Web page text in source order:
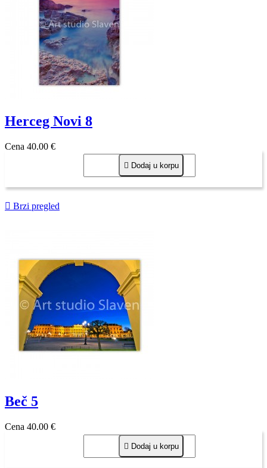
Herceg Novi 8
Cena 40,00 €
 Dodaj u korpu
 Brzi pregled
Beč 5
Cena 40,00 €
 Dodaj u korpu